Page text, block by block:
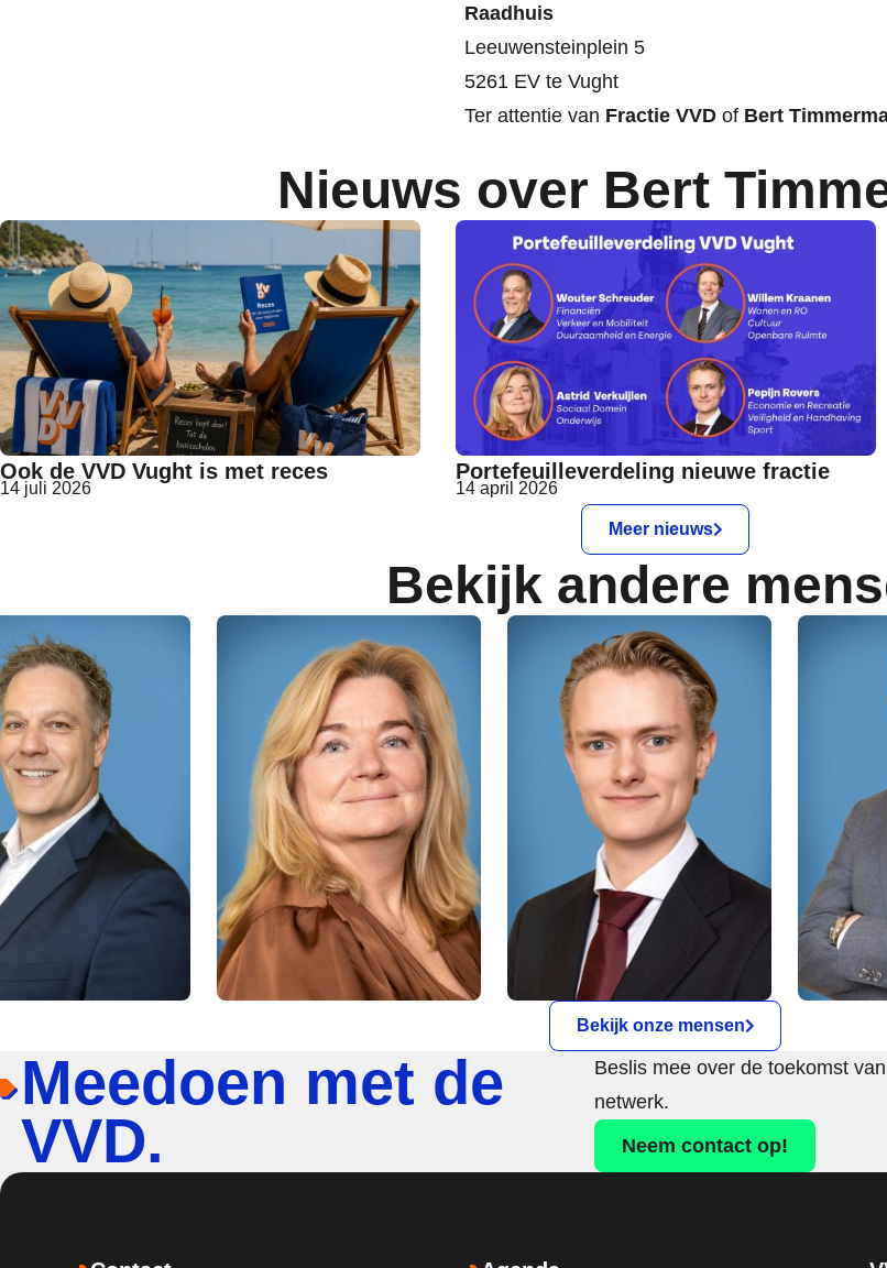
Raadhuis
Leeuwensteinplein 5
5261 EV te Vught
Ter attentie van Fractie VVD of Bert
Nieuws over Bert
Ook de VVD Vught is met reces
14 juli 2026
Portefeuilleverdeling nieuwe fractie
14 april 2026
Meer nieuws
Bekijk andere
Bekijk onze mensen
Meedoen met de
VVD.
Beslis mee over de toekomst
netwerk.
Neem contact op!